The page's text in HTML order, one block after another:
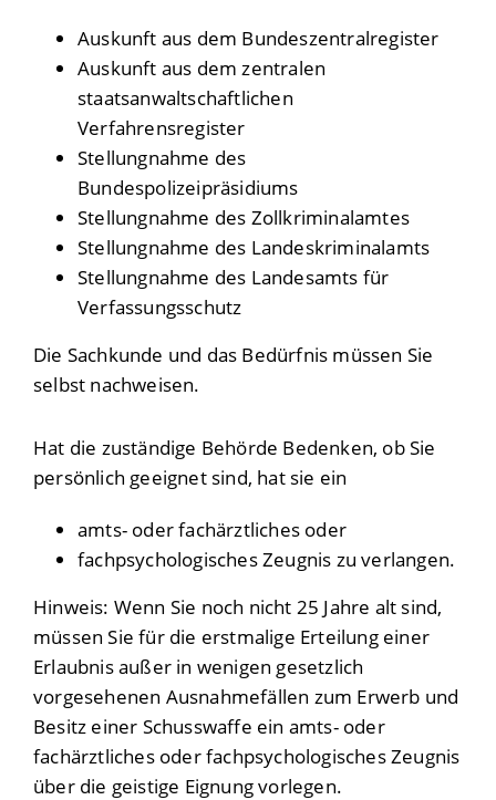
Auskunft aus dem Bundeszentralregister
Auskunft aus dem zentralen
staatsanwaltschaftlichen
Verfahrensregister
Stellungnahme des
Bundespolizeipräsidiums
Stellungnahme des Zollkriminalamtes
Stellungnahme des Landeskriminalamts
Stellungnahme des Landesamts für
Verfassungsschutz
Die Sachkunde und das Bedürfnis müssen Sie
selbst nachweisen.
Hat die zuständige Behörde Bedenken, ob Sie
persönlich geeignet sind, hat sie ein
amts- oder fachärztliches oder
fachpsychologisches Zeugnis zu verlangen.
Hinweis: Wenn Sie noch nicht 25 Jahre alt sind,
müssen Sie für die erstmalige Erteilung einer
Erlaubnis außer in wenigen gesetzlich
vorgesehenen Ausnahmefällen zum Erwerb und
Besitz einer Schusswaffe ein amts- oder
fachärztliches oder fachpsychologisches Zeugnis
über die geistige Eignung vorlegen.